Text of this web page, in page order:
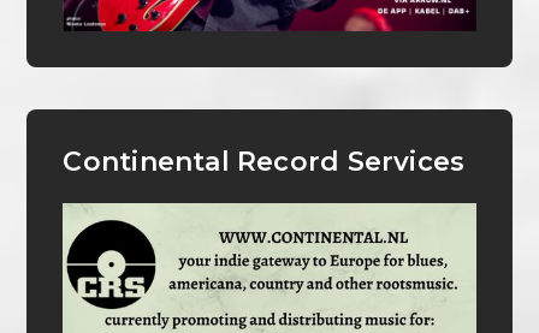
Continental Record Services